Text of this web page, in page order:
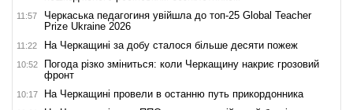
11:57
Черкаська педагогиня увійшла до топ-25 Global Teacher
Prize Ukraine 2026
11:22 На Черкащині за добу сталося більше десяти пожеж
10:52
Погода різко зміниться: коли Черкащину накриє грозовий
фронт
10:17 На Черкащині провели в останню путь прикордонника